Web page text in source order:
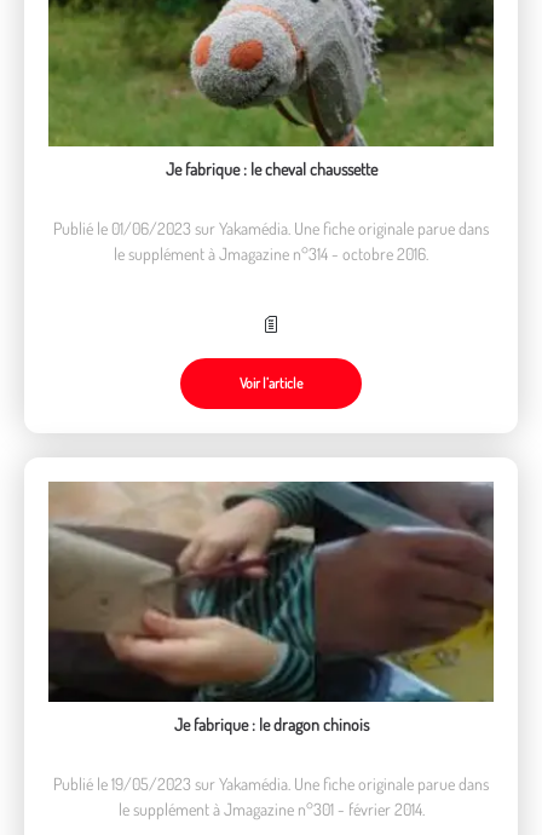
Je fabrique : le cheval chaussette
Publié le 01/06/2023 sur Yakamédia. Une fiche originale parue dans
le supplément à Jmagazine n°314 - octobre 2016.
Voir l’article
Je fabrique : le dragon chinois
Publié le 19/05/2023 sur Yakamédia. Une fiche originale parue dans
le supplément à Jmagazine n°301 - février 2014.